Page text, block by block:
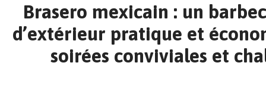
Brasero mexicain : un
d’extérieur pratique et
soirées conviviales et